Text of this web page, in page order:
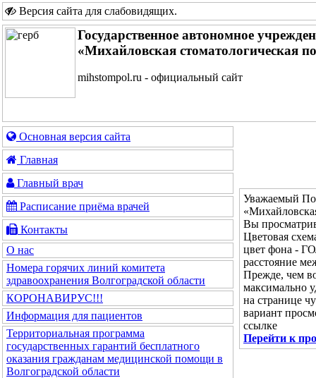
Версия сайта для слабовидящих.
Государственное автономное
«Михайловская стоматологическая
mihstompol.ru - официальный сайт
Основная версия сайта
Главная
Главный врач
Расписание приёма врачей
Контакты
О нас
Номера горячих линий комитета
здравоохранения Волгоградской области
КОРОНАВИРУС!!!
Информация для пациентов
Территориальная программа
государственных гарантий бесплатного
оказания гражданам медицинской помощи в
Волгоградской области
Уважаемый
Вы
Цветовая
цвет фона -
расстояние
Прежде, чем
максимально
на странице
вариант
ссылке
Перейти к